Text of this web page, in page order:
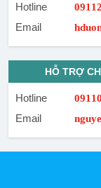
Hotline
Email
HỖ TRỢ
Hotline
Email